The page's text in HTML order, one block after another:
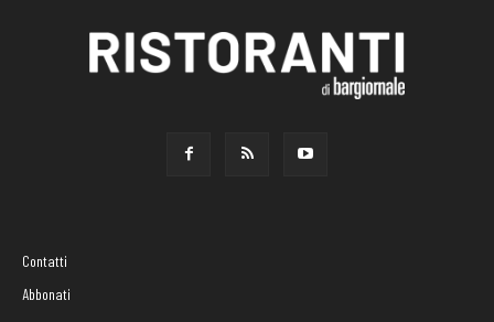
Contatti
Abbonati